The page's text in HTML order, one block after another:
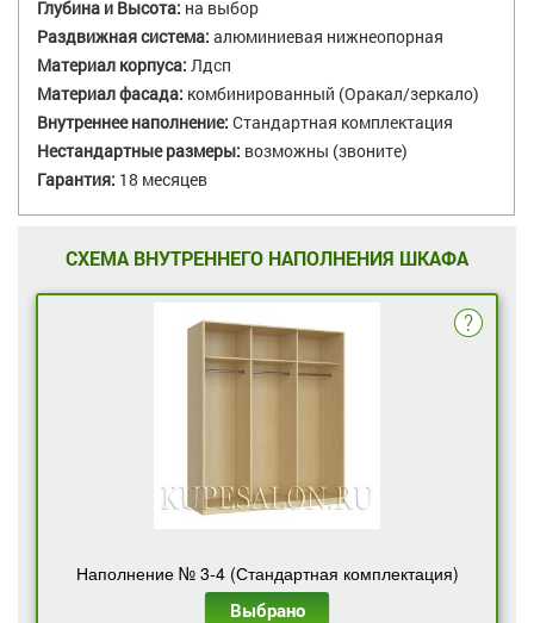
Глубина и Высота: на выбор
Раздвижная система: алюминиевая нижнеопорная
Материал корпуса: Лдсп
Материал фасада: комбинированный (Оракал/зеркало)
Внутреннее наполнение: Стандартная комплектация
Нестандартные размеры: возможны (звоните)
Гарантия: 18 месяцев
СХЕМА ВНУТРЕННЕГО НАПОЛНЕНИЯ ШКАФА
Наполнение № 3-4 (Стандартная комплектация)
Выбрано